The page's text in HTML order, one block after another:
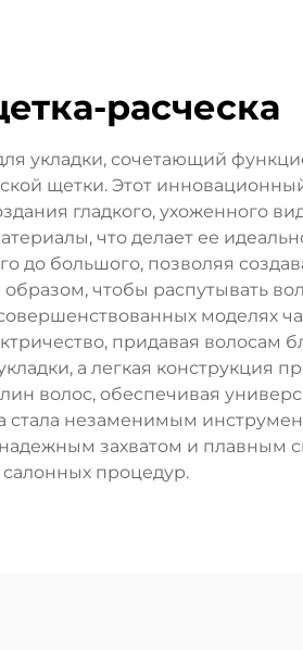
расческа
укладки, сочетающий
щетки. Этот
гладкого, ухоженного
что делает ее
большого, позволяя
чтобы распутывать
моделях
придавая волосам
а легкая конструкция
волос, обеспечивая
стала незаменимым
захватом и плавным
процедур.